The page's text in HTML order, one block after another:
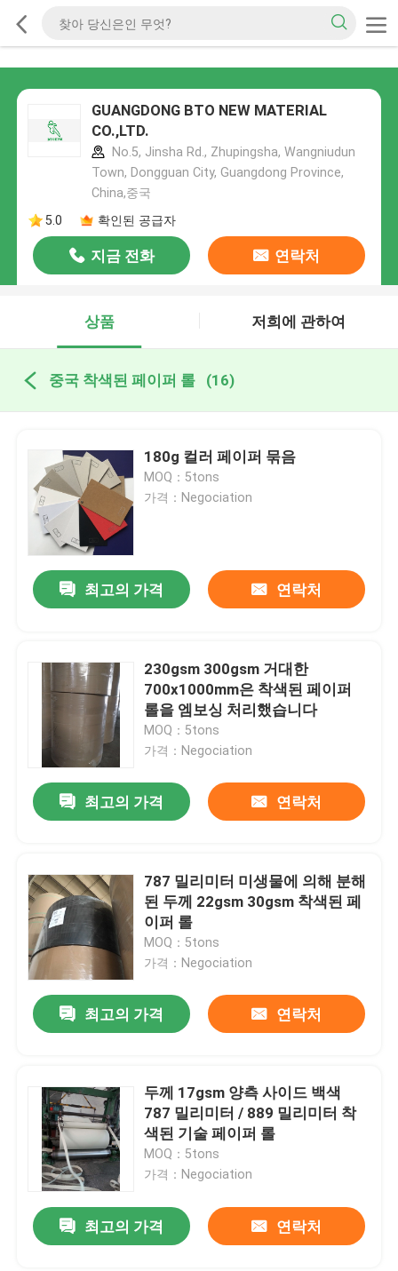
GUANGDONG BTO NEW MATERIAL
CO.,LTD.
No.5, Jinsha Rd., Zhupingsha, Wangniudun
Town, Dongguan City, Guangdong Province,
China,중국
5.0
확인된 공급자
지금 전화 연락처
상품 저희에 관하여
중국 착색된 페이퍼 롤 (16)
180g 컬러 페이퍼 묶음
MOQ：5tons
가격：Negociation
최고의 가격 연락처
230gsm 300gsm 거대한
700x1000mm은 착색된 페이퍼
롤을 엠보싱 처리했습니다
MOQ：5tons
가격：Negociation
최고의 가격 연락처
787 밀리미터 미생물에 의해 분해
된 두께 22gsm 30gsm 착색된 페
이퍼 롤
MOQ：5tons
가격：Negociation
최고의 가격 연락처
두께 17gsm 양측 사이드 백색
787 밀리미터 / 889 밀리미터 착
색된 기술 페이퍼 롤
MOQ：5tons
가격：Negociation
최고의 가격 연락처